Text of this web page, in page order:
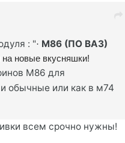
: "· М86 (ПО ВАЗ)
на новые вкусняшки!
М86 для
и обычные или как в м74
всем срочно нужны!